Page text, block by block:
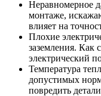
Неравномерное
монтаже,
влияет на
Плохие
заземления. Как
электрический
Температура
допустимых
повредить